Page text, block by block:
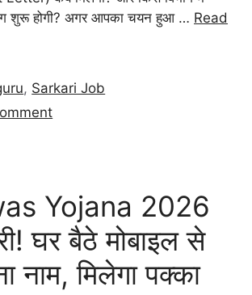
शुरू होगी? अगर आपका चयन हुआ … Read
, Sarkari Job
Yojana 2026
घर बैठे मोबाइल से
नाम, मिलेगा पक्का